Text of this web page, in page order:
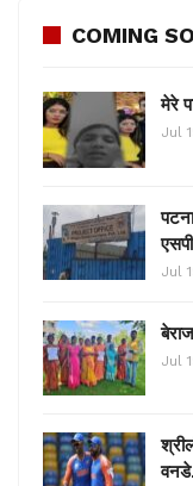
COMING
मेरे
Jul
Jul
Jul